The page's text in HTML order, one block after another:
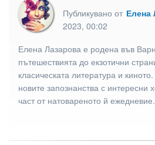
Публикувано от Елена
2023, 00:02
Елена Лазарова е родена във
пътешествията до екзотични
класическата литература и
новите запознанства с интересни
част от натовареното й ежедневие.